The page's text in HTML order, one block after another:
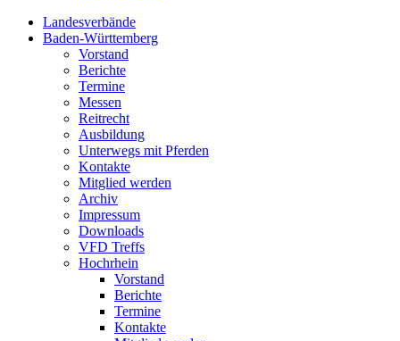
Landesverbände
Baden-Württemberg
Vorstand
Berichte
Termine
Messen
Reitrecht
Ausbildung
Unterwegs mit Pferden
Kontakte
Mitglied werden
Archiv
Impressum
Downloads
VFD Treffs
Hochrhein
Vorstand
Berichte
Termine
Kontakte